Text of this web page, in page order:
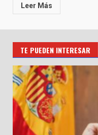
Leer Más
TE PUEDEN INTERESAR